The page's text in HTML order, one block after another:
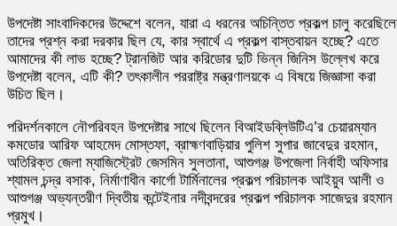
উপদেষ্টা সাংবাদিকদের উদ্দেশে বলেন, যারা এ ধরনের অচিন্তিত প্রকল্প চালু
তাদের প্রশ্ন করা দরকার ছিল যে, কার স্বার্থে এ প্রকল্প বাস্তবায়ন হচ্ছে? এতে
আমাদের কী লাভ হচ্ছে? ট্রানজিট আর করিডোর দুটি ভিন্ন জিনিস উল্লেখ করে
উপদেষ্টা বলেন, এটি কী? তৎকালীন পররাষ্ট্র মন্ত্রণালয়কে এ বিষয়ে জিজ্ঞাসা করা
উচিত ছিল।
পরিদর্শনকালে নৌপরিবহন উপদেষ্টার সাথে ছিলেন বিআইডব্লিউটিএ’র চেয়ারম্যান
কমডোর আরিফ আহমেদ মোস্তফা, ব্রাহ্মণবাড়িয়ার পুলিশ সুপার জাবেদুর রহমান,
অতিরিক্ত জেলা ম্যাজিস্ট্রেট জেসমিন সুলতানা, আশুগঞ্জ উপজেলা নির্বাহী অফিসার
শ্যামল চন্দ্র বসাক, নির্মাণাধীন কার্গো টার্মিনালের প্রকল্প পরিচালক আইয়ুব আলী ও
আশুগঞ্জ অভ্যন্তরীণ দ্বিতীয় কন্টেইনার নদীবন্দরের প্রকল্প পরিচালক সাজেদুর রহমান
প্রমুখ।